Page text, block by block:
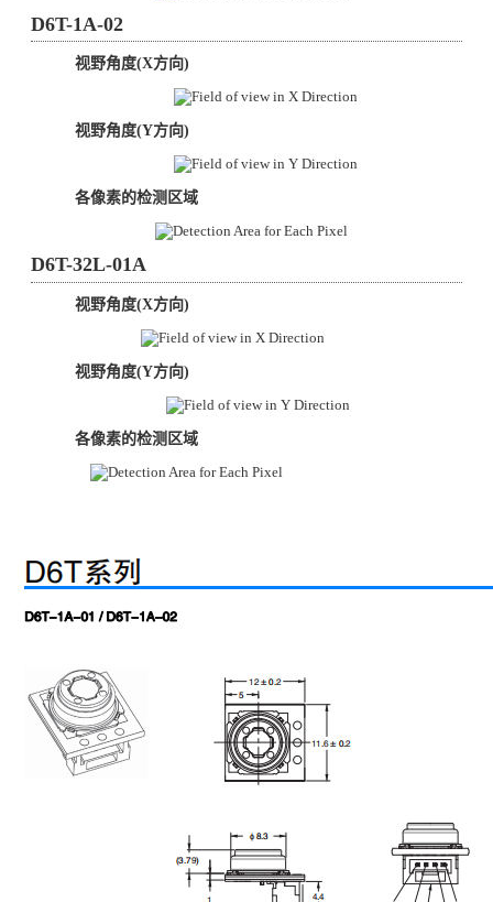
D6T-1A-02
视野角度(X方向)
视野角度(Y方向)
各像素的检测区域
D6T-32L-01A
视野角度(X方向)
视野角度(Y方向)
各像素的检测区域